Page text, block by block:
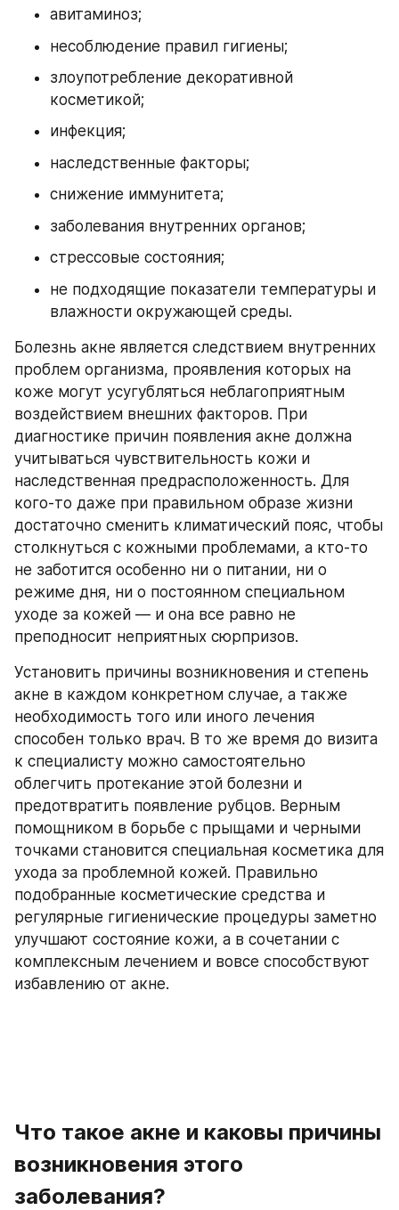
авитаминоз;
несоблюдение правил гигиены;
злоупотребление декоративной
косметикой;
инфекция;
наследственные факторы;
снижение иммунитета;
заболевания внутренних органов;
стрессовые состояния;
не подходящие показатели температуры и
влажности окружающей среды.
Болезнь акне является следствием внутренних
проблем организма, проявления которых на
коже могут усугубляться неблагоприятным
воздействием внешних факторов. При
диагностике причин появления акне должна
учитываться чувствительность кожи и
наследственная предрасположенность. Для
кого-то даже при правильном образе жизни
достаточно сменить климатический пояс, чтобы
столкнуться с кожными проблемами, а кто-то
не заботится особенно ни о питании, ни о
режиме дня, ни о постоянном специальном
уходе за кожей — и она все равно не
преподносит неприятных сюрпризов.
Установить причины возникновения и степень
акне в каждом конкретном случае, а также
необходимость того или иного лечения
способен только врач. В то же время до визита
к специалисту можно самостоятельно
облегчить протекание этой болезни и
предотвратить появление рубцов. Верным
помощником в борьбе с прыщами и черными
точками становится специальная косметика для
ухода за проблемной кожей. Правильно
подобранные косметические средства и
регулярные гигиенические процедуры заметно
улучшают состояние кожи, а в сочетании с
комплексным лечением и вовсе способствуют
избавлению от акне.
Что такое акне и каковы причины
возникновения этого
заболевания?